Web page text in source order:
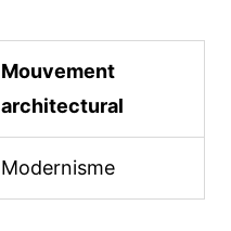
Mouvement
architectural
Modernisme